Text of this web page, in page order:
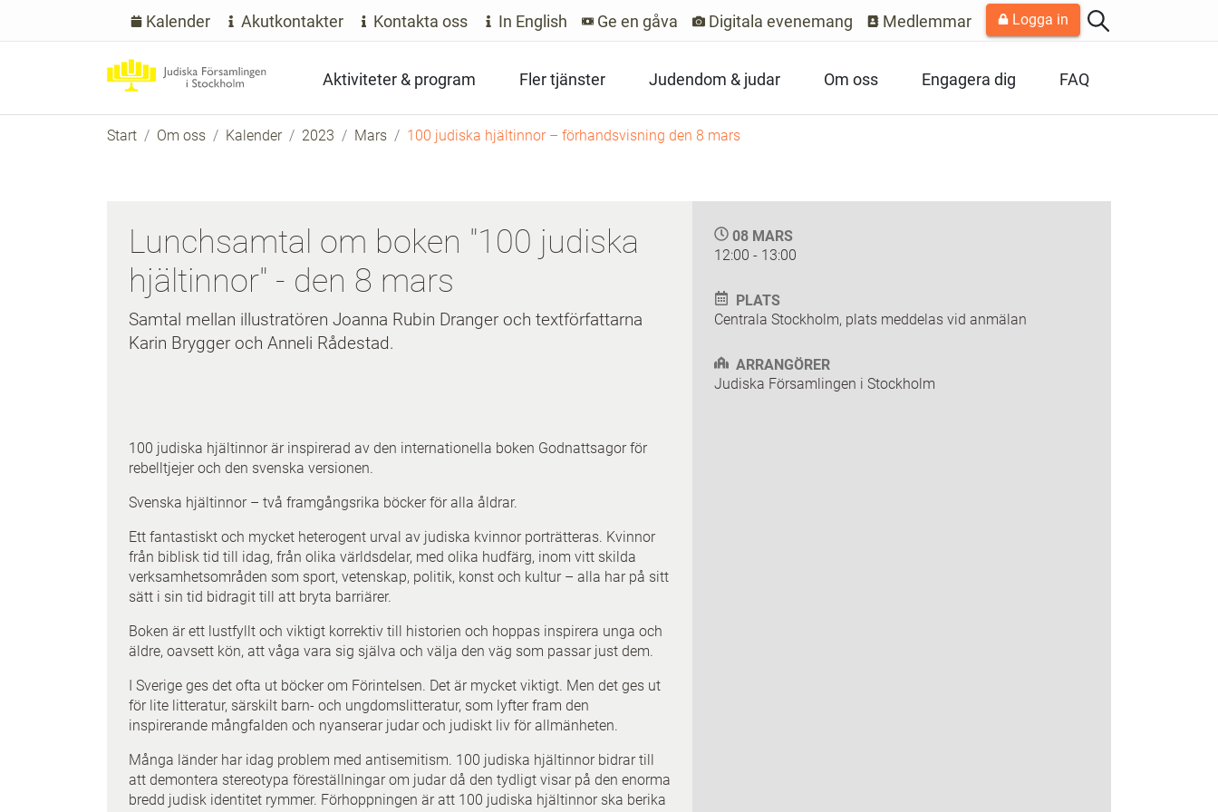
Kalender Akutkontakter Kontakta oss In English Ge en gåva Digitala evenemang Medlemmar Logga in
Aktiviteter & program Fler tjänster Judendom & judar Om oss Engagera dig FAQ
Start Om oss Kalender 2023 Mars 100 judiska hjältinnor – förhandsvisning den 8 mars
Lunchsamtal om boken "100 judiska
hjältinnor" - den 8 mars
Samtal mellan illustratören Joanna Rubin Dranger och textförfattarna
Karin Brygger och Anneli Rådestad.
100 judiska hjältinnor är inspirerad av den internationella boken Godnattsagor för
rebelltjejer och den svenska versionen.
Svenska hjältinnor – två framgångsrika böcker för alla åldrar.
Ett fantastiskt och mycket heterogent urval av judiska kvinnor porträtteras. Kvinnor
från biblisk tid till idag, från olika världsdelar, med olika hudfärg, inom vitt skilda
verksamhetsområden som sport, vetenskap, politik, konst och kultur – alla har på sitt
sätt i sin tid bidragit till att bryta barriärer.
Boken är ett lustfyllt och viktigt korrektiv till historien och hoppas inspirera unga och
äldre, oavsett kön, att våga vara sig själva och välja den väg som passar just dem.
I Sverige ges det ofta ut böcker om Förintelsen. Det är mycket viktigt. Men det ges ut
för lite litteratur, särskilt barn- och ungdomslitteratur, som lyfter fram den
inspirerande mångfalden och nyanserar judar och judiskt liv för allmänheten.
Många länder har idag problem med antisemitism. 100 judiska hjältinnor bidrar till
att demontera stereotypa föreställningar om judar då den tydligt visar på den enorma
bredd judisk identitet rymmer. Förhoppningen är att 100 judiska hjältinnor ska berika
08 MARS
12:00 - 13:00
PLATS
Centrala Stockholm, plats meddelas vid anmälan
ARRANGÖRER
Judiska Församlingen i Stockholm